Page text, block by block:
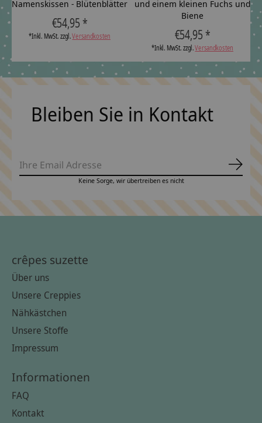
Namenskissen - Blütenblätter
€54,95 *
*Inkl. MwSt. zzgl.Versandkosten
und einem kleinen Fuchs und
Biene
€54,95 *
*Inkl. MwSt. zzgl.Versandkosten
Bleiben Sie in Kontakt
Keine Sorge, wir übertreiben es nicht
crêpes suzette
Über uns
Unsere Creppies
Nähkästchen
Unsere Stoffe
Impressum
Informationen
FAQ
Kontakt